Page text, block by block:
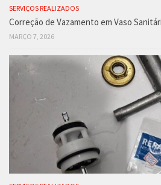
SERVIÇOS REALIZADOS
Correção de Vazamento em Vaso
MARÇO 7, 2026